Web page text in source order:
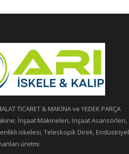
TICARET & MAKİNA ve YEDEK PARÇA
İnşaat Makineleri, İnşaat Asansörleri,
iskelesi, Teleskopik Direk, Endüstriyel
üretmi